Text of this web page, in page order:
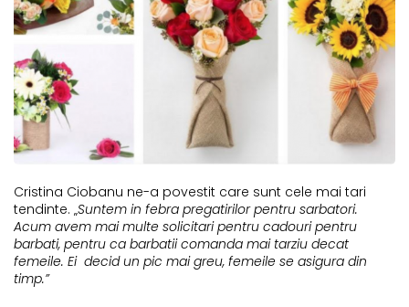
Cristina Ciobanu ne-a povestit care sunt cele mai tari
tendinte. „Suntem in febra pregatirilor pentru sarbatori.
Acum avem mai multe solicitari pentru cadouri pentru
barbati, pentru ca barbatii comanda mai tarziu decat
femeile. Ei decid un pic mai greu, femeile se asigura din
timp.”